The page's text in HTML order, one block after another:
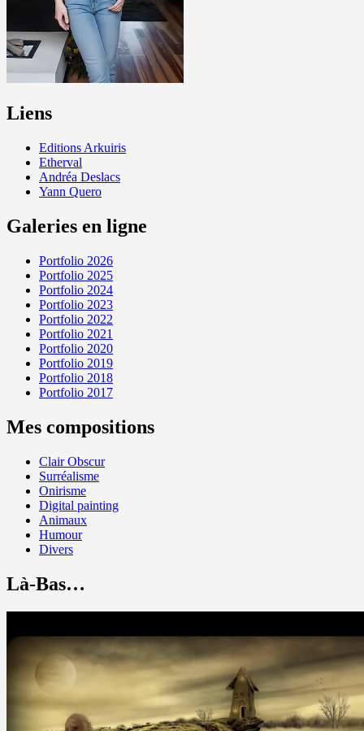
Liens
Editions Arkuiris
Etherval
Andréa Deslacs
Yann Quero
Galeries en ligne
Portfolio 2026
Portfolio 2025
Portfolio 2024
Portfolio 2023
Portfolio 2022
Portfolio 2021
Portfolio 2020
Portfolio 2019
Portfolio 2018
Portfolio 2017
Mes compositions
Clair Obscur
Surréalisme
Onirisme
Digital painting
Animaux
Humour
Divers
Là-Bas…